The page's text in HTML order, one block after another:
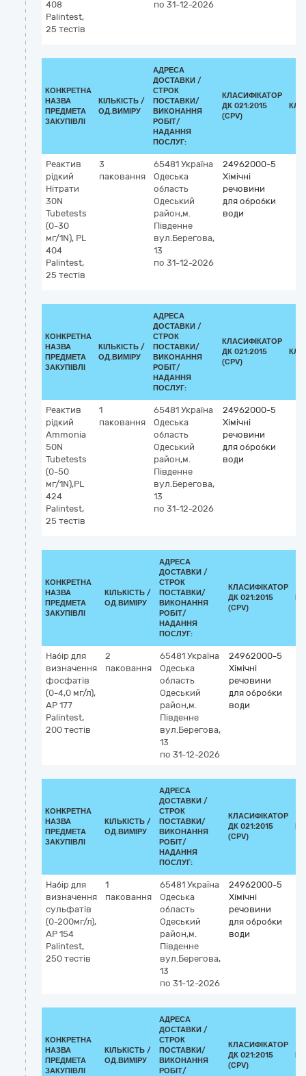
408
Palintest,
25 тестів
по 31-12-2026
КОНКРЕТНА
НАЗВА
ПРЕДМЕТА
ЗАКУПІВЛІ
КІЛЬКІСТЬ /
ОД.ВИМІРУ
АДРЕСА
ДОСТАВКИ /
СТРОК
ПОСТАВКИ/
ВИКОНАННЯ
РОБІТ/
НАДАННЯ
ПОСЛУГ:
КЛАСИФІКАТОР
ДК 021:2015
(CPV)
Реактив
рідкий
Нiтрати
30N
Tubetests
(0-30
мг/1N), РL
404
Palintest,
25 тестів
3
паковання
65481 Україна
Одеська
область
Одеський
район,м.
Південне
вул.Берегова,
13
по 31-12-2026
24962000-5
Хімічні
речовини
для обробки
води
КОНКРЕТНА
НАЗВА
ПРЕДМЕТА
ЗАКУПІВЛІ
КІЛЬКІСТЬ /
ОД.ВИМІРУ
АДРЕСА
ДОСТАВКИ /
СТРОК
ПОСТАВКИ/
ВИКОНАННЯ
РОБІТ/
НАДАННЯ
ПОСЛУГ:
КЛАСИФІКАТОР
ДК 021:2015
(CPV)
Реактив
рідкий
Ammonia
50N
Tubetests
(0-50
мг/1N),РL
424
Palintest,
25 тестів
1
паковання
65481 Україна
Одеська
область
Одеський
район,м.
Південне
вул.Берегова,
13
по 31-12-2026
24962000-5
Хімічні
речовини
для обробки
води
КОНКРЕТНА
НАЗВА
ПРЕДМЕТА
ЗАКУПІВЛІ
КІЛЬКІСТЬ /
ОД.ВИМІРУ
АДРЕСА
ДОСТАВКИ /
СТРОК
ПОСТАВКИ/
ВИКОНАННЯ
РОБІТ/
НАДАННЯ
ПОСЛУГ:
КЛАСИФІКАТОР
ДК 021:2015
(CPV)
Набір для
визначення
фосфатів
(0-4,0 мг/л),
АР 177
Palintest,
200 тестів
2
паковання
65481 Україна
Одеська
область
Одеський
район,м.
Південне
вул.Берегова,
13
по 31-12-2026
24962000-5
Хімічні
речовини
для обробки
води
КОНКРЕТНА
НАЗВА
ПРЕДМЕТА
ЗАКУПІВЛІ
КІЛЬКІСТЬ /
ОД.ВИМІРУ
АДРЕСА
ДОСТАВКИ /
СТРОК
ПОСТАВКИ/
ВИКОНАННЯ
РОБІТ/
НАДАННЯ
ПОСЛУГ:
КЛАСИФІКАТОР
ДК 021:2015
(CPV)
Набір для
визначення
сульфатів
(0-200мг/л),
АP 154
Palintest,
250 тестів
1
паковання
65481 Україна
Одеська
область
Одеський
район,м.
Південне
вул.Берегова,
13
по 31-12-2026
24962000-5
Хімічні
речовини
для обробки
води
КОНКРЕТНА
НАЗВА
ПРЕДМЕТА
ЗАКУПІВЛІ
КІЛЬКІСТЬ /
ОД.ВИМІРУ
АДРЕСА
ДОСТАВКИ /
СТРОК
ПОСТАВКИ/
ВИКОНАННЯ
РОБІТ/
КЛАСИФІКАТОР
ДК 021:2015
(CPV)